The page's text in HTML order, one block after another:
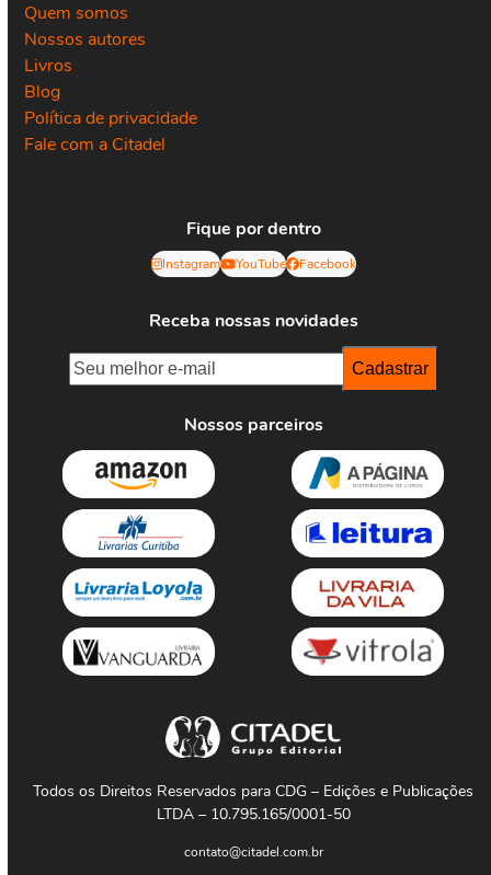
Quem somos
Nossos autores
Livros
Blog
Política de privacidade
Fale com a Citadel
Fique por dentro
Instagram YouTube Facebook
Receba nossas novidades
Nossos parceiros
Todos os Direitos Reservados para CDG – Edições e Publicações
LTDA – 10.795.165/0001-50
contato@citadel.com.br